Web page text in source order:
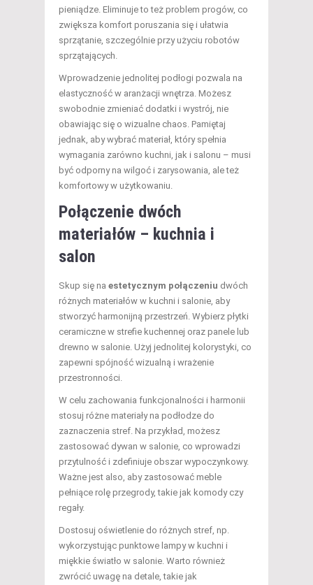
pieniądze. Eliminuje to też problem progów, co
zwiększa komfort poruszania się i ułatwia
sprzątanie, szczególnie przy użyciu robotów
sprzątających.
Wprowadzenie jednolitej podłogi pozwala na
elastyczność w aranżacji wnętrza. Możesz
swobodnie zmieniać dodatki i wystrój, nie
obawiając się o wizualne chaos. Pamiętaj
jednak, aby wybrać materiał, który spełnia
wymagania zarówno kuchni, jak i salonu – musi
być odporny na wilgoć i zarysowania, ale też
komfortowy w użytkowaniu.
Połączenie dwóch
materiałów – kuchnia i
salon
Skup się na estetycznym połączeniu dwóch
różnych materiałów w kuchni i salonie, aby
stworzyć harmonijną przestrzeń. Wybierz płytki
ceramiczne w strefie kuchennej oraz panele lub
drewno w salonie. Użyj jednolitej kolorystyki, co
zapewni spójność wizualną i wrażenie
przestronności.
W celu zachowania funkcjonalności i harmonii
stosuj różne materiały na podłodze do
zaznaczenia stref. Na przykład, możesz
zastosować dywan w salonie, co wprowadzi
przytulność i zdefiniuje obszar wypoczynkowy.
Ważne jest also, aby zastosować meble
pełniące rolę przegrody, takie jak komody czy
regały.
Dostosuj oświetlenie do różnych stref, np.
wykorzystując punktowe lampy w kuchni i
miękkie światło w salonie. Warto również
zwrócić uwagę na detale, takie jak